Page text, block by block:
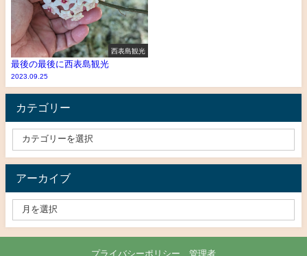
西表島観光
最後の最後に西表島観光
2023.09.25
カテゴリー
アーカイブ
プライバシーポリシー、管理者